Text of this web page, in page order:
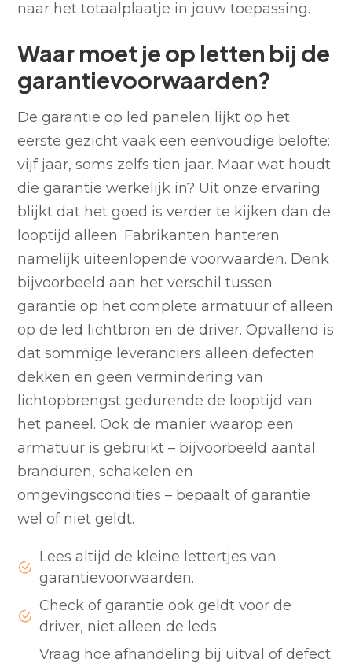
naar het totaalplaatje in jouw toepassing.
Waar moet je op letten bij de
garantievoorwaarden?
De garantie op led panelen lijkt op het
eerste gezicht vaak een eenvoudige belofte:
vijf jaar, soms zelfs tien jaar. Maar wat houdt
die garantie werkelijk in? Uit onze ervaring
blijkt dat het goed is verder te kijken dan de
looptijd alleen. Fabrikanten hanteren
namelijk uiteenlopende voorwaarden. Denk
bijvoorbeeld aan het verschil tussen
garantie op het complete armatuur of alleen
op de led lichtbron en de driver. Opvallend is
dat sommige leveranciers alleen defecten
dekken en geen vermindering van
lichtopbrengst gedurende de looptijd van
het paneel. Ook de manier waarop een
armatuur is gebruikt – bijvoorbeeld aantal
branduren, schakelen en
omgevingscondities – bepaalt of garantie
wel of niet geldt.
Lees altijd de kleine lettertjes van
garantievoorwaarden.
Check of garantie ook geldt voor de
driver, niet alleen de leds.
Vraag hoe afhandeling bij uitval of defect